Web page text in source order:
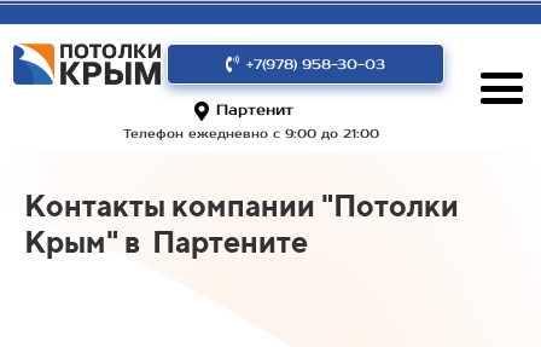
+7(978) 958-30-03
Партенит
Телефон ежедневно с 9:00 до 21:00
Контакты компании "Потолки
Крым" в Партените